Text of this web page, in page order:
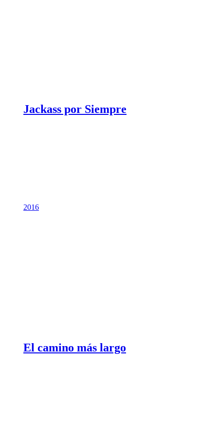
Jackass por Siempre
2016
El camino más largo